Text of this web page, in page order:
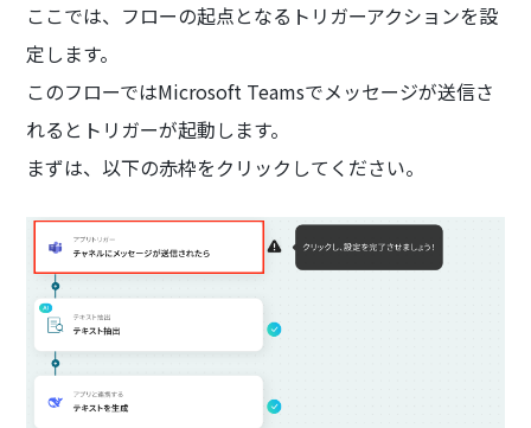
ここでは、フローの起点となるトリガーアクションを設
定します。
このフローではMicrosoft Teamsでメッセージが送信さ
れるとトリガーが起動します。
まずは、以下の赤枠をクリックしてください。